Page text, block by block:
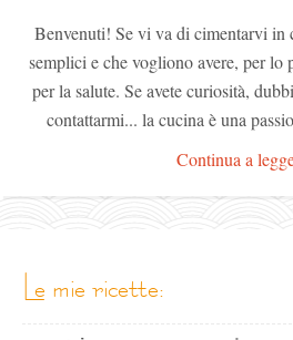
Benvenuti! Se vi va di cimentarvi in
semplici e che vogliono avere, per
per la salute. Se avete curiosità,
contattarmi... la cucina è una
Continua a
le mie ricette: